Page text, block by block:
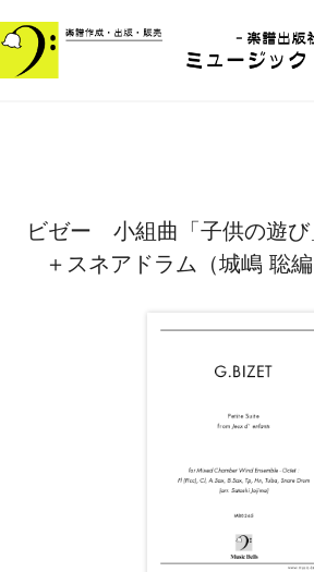
ビゼー 小組曲「子供の遊
＋スネアドラム（城嶋 聡